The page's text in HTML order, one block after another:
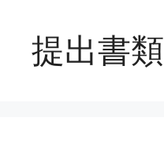
提出書類